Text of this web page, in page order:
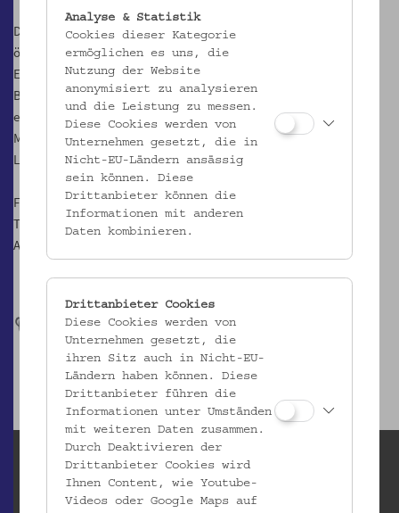
Du erfährst mehr über diesen Forschungsprozess, der in
österreichischen Schulen stattfindet. Besonders interessant ist die
Entdeckung von womöglich unleserlichen Schriftzeichen auf den
Bildern. Mach dich mit der Kurrentschrift vertraut und hinterlasse
einen persönlichen Gruß auf einer Postkarte mit ländlichen
Motiven. Im Museum entdeckst du auch Spannendes über das
Leben der Kinder im ländlichen Raum in früheren Zeiten.
Für Kinder von 10 bis 12 Jahren
Teilnahme kostenlos
Anmeldung unter
Analyse & Statistik
Cookies dieser Kategorie
ermöglichen es uns, die
Nutzung der Website
anonymisiert zu analysieren
und die Leistung zu messen.
Diese Cookies werden von
Unternehmen gesetzt, die in
Nicht-EU-Ländern ansässig
sein können. Diese
Drittanbieter können die
Informationen mit anderen
Daten kombinieren.
Drittanbieter Cookies
Diese Cookies werden von
Unternehmen gesetzt, die
ihren Sitz auch in Nicht-EU-
Ländern haben können. Diese
Drittanbieter führen die
Informationen unter Umständen
mit weiteren Daten zusammen.
Durch Deaktivieren der
Drittanbieter Cookies wird
Ihnen Content, wie Youtube-
Videos oder Google Maps auf